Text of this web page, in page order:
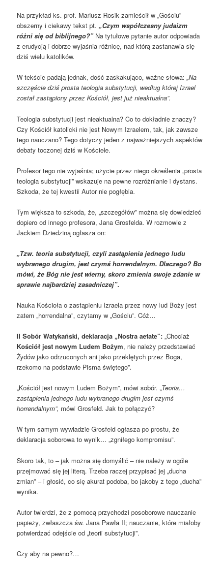
Na przykład ks. prof. Mariusz Rosik zamieścił w „Gościu”
obszerny i ciekawy tekst pt. „Czym współczesny judaizm
różni się od biblijnego?” Na tytułowe pytanie autor odpowiada
z erudycją i dobrze wyjaśnia różnicę, nad którą zastanawia się
dziś wielu katolików.
W tekście padają jednak, dość zaskakująco, ważne słowa: „Na
szczęście dziś prosta teologia substytucji, według której Izrael
został zastąpiony przez Kościół, jest już nieaktualna”.
Teologia substytucji jest nieaktualna? Co to dokładnie znaczy?
Czy Kościół katolicki nie jest Nowym Izraelem, tak, jak zawsze
tego nauczano? Tego dotyczy jeden z najważniejszych aspektów
debaty toczonej dziś w Kościele.
Profesor tego nie wyjaśnia; użycie przez niego określenia „prosta
teologia substytucji” wskazuje na pewne rozróżnianie i dystans.
Szkoda, że tej kwestii Autor nie pogłębia.
Tym większa to szkoda, że, „szczegółów” można się dowiedzieć
dopiero od innego profesora, Jana Grosfelda. W rozmowie z
Jackiem Dziedziną ogłasza on:
„Tzw. teoria substytucji, czyli zastąpienia jednego ludu
wybranego drugim, jest czymś horrendalnym. Dlaczego? Bo
mówi, że Bóg nie jest wierny, skoro zmienia swoje zdanie w
sprawie najbardziej zasadniczej”.
Nauka Kościoła o zastąpieniu Izraela przez nowy lud Boży jest
zatem „horrendalna”, czytamy w „Gościu”. Cóż…
II Sobór Watykański, deklaracja „Nostra aetate”: „Chociaż
Kościół jest nowym Ludem Bożym, nie należy przedstawiać
Żydów jako odrzuconych ani jako przeklętych przez Boga,
rzekomo na podstawie Pisma świętego”.
„Kościół jest nowym Ludem Bożym”, mówi sobór. „Teoria…
zastąpienia jednego ludu wybranego drugim jest czymś
horrendalnym”, mówi Grosfeld. Jak to połączyć?
W tym samym wywiadzie Grosfeld ogłasza po prostu, że
deklaracja soborowa to wynik… „zgniłego kompromisu”.
Skoro tak, to – jak można się domyślić – nie należy w ogóle
przejmować się jej literą. Trzeba raczej przypisać jej „ducha
zmian” – i głosić, co się akurat podoba, bo jakoby z tego „ducha”
wynika.
Autor twierdzi, że z pomocą przychodzi posoborowe nauczanie
papieży, zwłaszcza św. Jana Pawła II; nauczanie, które miałoby
potwierdzać odejście od „teorii substytucji”.
Czy aby na pewno?…